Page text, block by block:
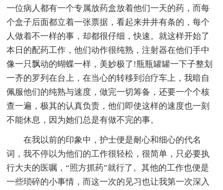
一位病人都有一个专属放药盒放着他们一天的药，而每
个盒子后面都立着一张票据，看起来井井有条的，每个
人做着不一样的事，却都很仔细，快速。就这样开始了
本日的配药工作，他们动作很纯熟，注射器在他们手中
像一只飘动的蝴蝶一样，美妙极了!瓶瓶罐罐一下子整划
一齐的罗列在台上，在当心的转移到治疗车上，我暗自
佩服他们的纯熟与速度，做完一切筹备，还要一个个核
查一遍，极其的认真负责，他们即使这样的速度也一刻
不能休息，因为她们总是有做不完的事。
在我以前的印象中，护士便是耐心和细心的代名
词，我不停以为他们的工作很轻松，很简单，只必要执
行大夫的医嘱，“照方抓药”就行了。其他的工作也便是
一些琐碎的小事情，而这一次的见习也让我第一次深入